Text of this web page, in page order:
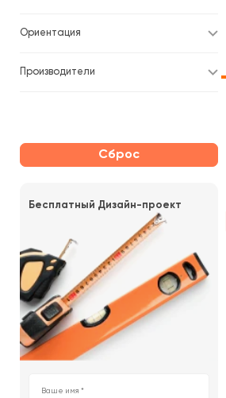
Ориентация
Производители
Сброс
Бесплатный Дизайн-проект